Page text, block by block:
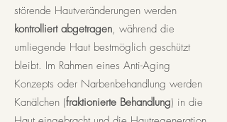
störende Hautveränderungen werden
kontrolliert abgetragen, während die
umliegende Haut bestmöglich geschützt
bleibt. Im Rahmen eines Anti-Aging
Konzepts oder Narbenbehandlung werden
Kanälchen (fraktionierte Behandlung) in die